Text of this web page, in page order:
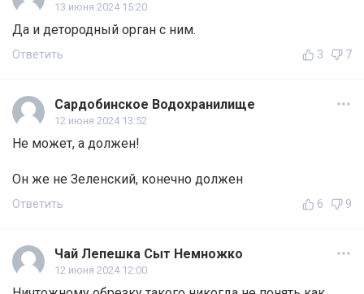
13 июня 2024 15:20
Да и детородный орган с ним.
Ответить 3 7
Сардобинское Водохранилище
12 июня 2024 13:52
Не может, а должен!
Он же не Зеленский, конечно должен
Ответить 6 9
Чай Лепешка Сыт Немножко
12 июня 2024 12:00